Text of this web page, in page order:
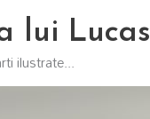
lui Lucas
ilustrate...